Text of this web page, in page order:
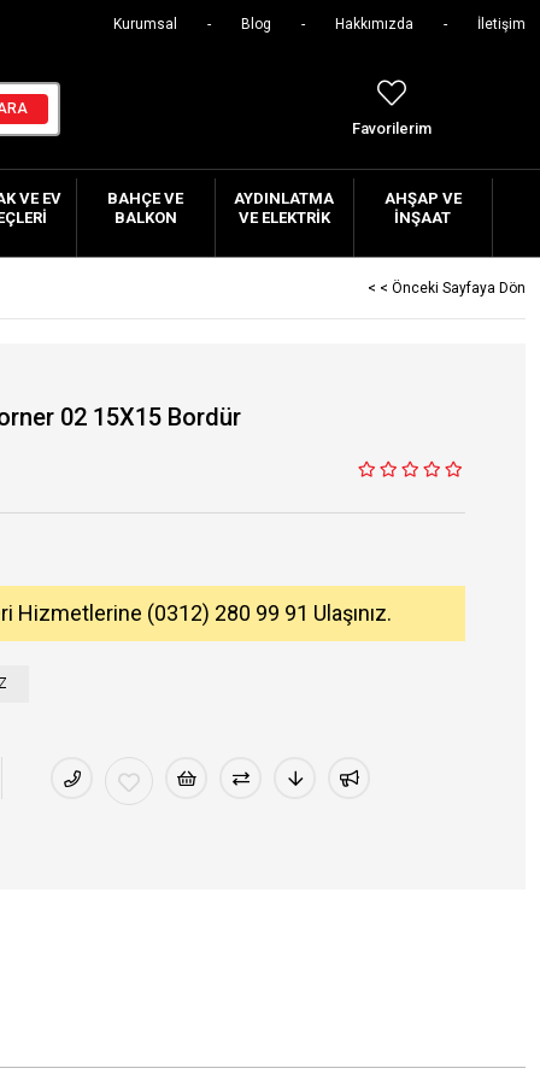
Kurumsal Blog Hakkımızda İletişim
Favorilerim
VE EV
BAHÇE VE
BALKON
AYDINLATMA
VE ELEKTRIK
AHŞAP VE
İNŞAAT
< < Önceki Sayfaya Dön
02 15X15 Bordür
Hizmetlerine (0312) 280 99 91 Ulaşınız.